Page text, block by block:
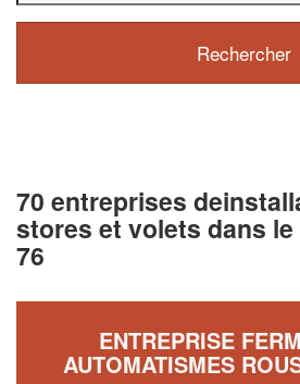
70 entreprises
stores et volets dans
76
ENTREPRISE
AUTOMATISMES